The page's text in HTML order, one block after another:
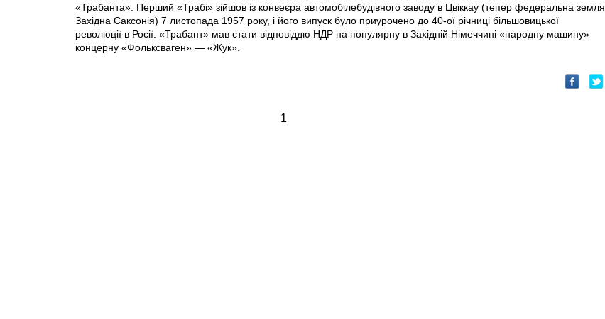
«Трабанта». Перший «Трабі» зійшов із конвеєра автомобілебудівного заводу в Цвіккау (тепер федеральна земля
Західна Саксонія) 7 листопада 1957 року, і його випуск було приурочено до 40-ої річниці більшовицької
революції в Росії. «Трабант» мав стати відповіддю НДР на популярну в Західній Німеччині «народну машину»
концерну «Фольксваген» — «Жук».
1